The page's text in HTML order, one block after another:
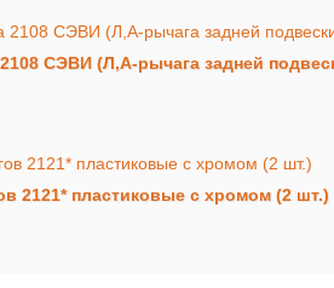
СЭВИ (Л,А-рычага задней
2121* пластиковые с хромом (2 шт.)